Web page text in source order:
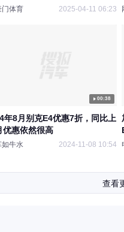
门体育 2025-04-11 06:23
00:38
年8月别克E4优惠7折，同比上
优惠依然很高
如牛水 2024-11-08 10:54
查看